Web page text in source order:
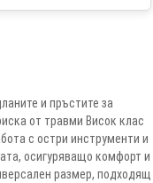
и пръстите за
от травми Висок клас
с остри инструменти и
осигуряващо комфорт и
размер, подходящ